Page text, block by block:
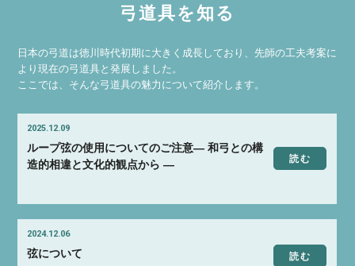
弓道具を知る
日本の弓道は徳川時代初期に大きく成長しており、先師の工夫考案に
より現在の弓道具と発展しました。
ここでは、そんな弓道具の魅力について紹介します。
2025.12.09
ループ弦の使用についてのご注意― 和弓との構
造的相違と文化的観点から ―
読む
2024.12.06
弦について 読む